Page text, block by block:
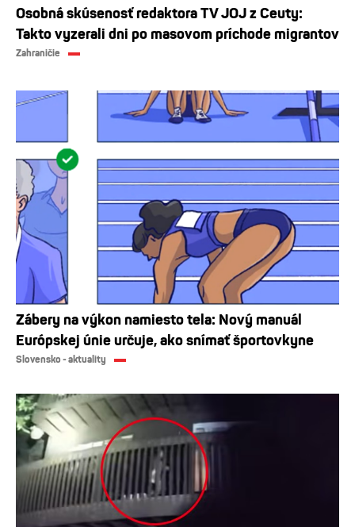
Osobná skúsenosť redaktora TV JOJ z Ceuty:
Takto vyzerali dni po masovom príchode migrantov
Zahraničie
Zábery na výkon namiesto tela: Nový manuál
Európskej únie určuje, ako snímať športovkyne
Slovensko - aktuality